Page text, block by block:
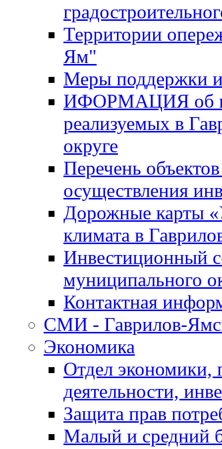
Территории
Ям"
Меры поддержки
ИФОРМАЦИЯ об
реализуемых в
округе
Перечень
осуществления
Дорожные карты
климата в
Инвестиционный
муниципального
Контактная
СМИ - Гаврилов-
Экономика
Отдел экономики,
деятельности,
Защита прав
Малый и средний